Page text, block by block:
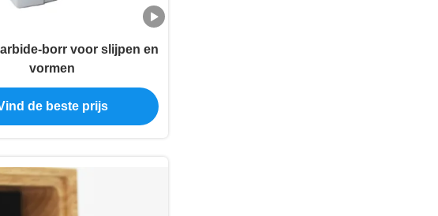
borr voor slijpen en
vormen
de beste prijs